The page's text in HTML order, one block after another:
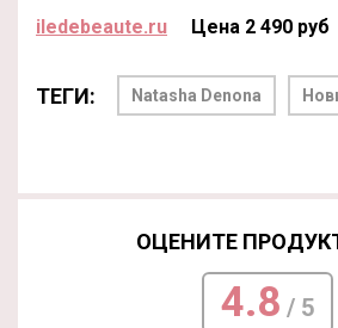
iledebeaute.ru Цена 2 490 руб
ТЕГИ: Natasha Denona
ОЦЕНИТЕ
4.8 / 5